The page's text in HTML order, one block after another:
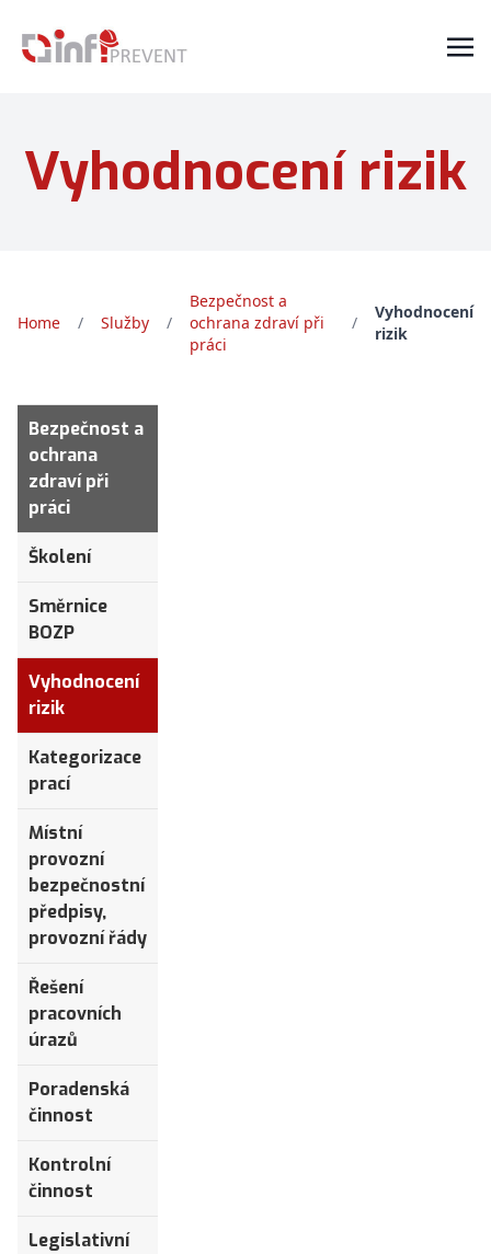
Vyhodnocení rizik
Home / Služby /
Bezpečnost a
ochrana zdraví při
práci
/
Vyhodnocení
rizik
Bezpečnost a
ochrana
zdraví při
práci
Školení
Směrnice
BOZP
Vyhodnocení
rizik
Kategorizace
prací
Místní
provozní
bezpečnostní
předpisy,
provozní řády
Řešení
pracovních
úrazů
Poradenská
činnost
Kontrolní
činnost
Legislativní